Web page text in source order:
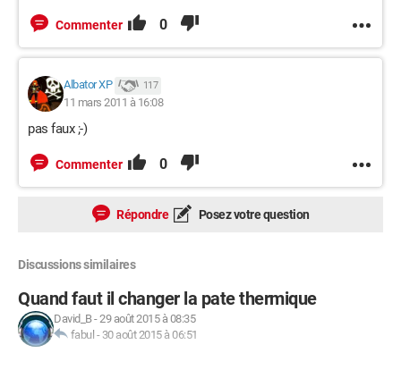
Commenter 0
Albator XP 117
11 mars 2011 à 16:08
pas faux ;-)
Commenter 0
Répondre Posez votre question
Discussions similaires
Quand faut il changer la pate thermique
David_B-29 août 2015 à 08:35
fabul - 30 août 2015 à 06:51